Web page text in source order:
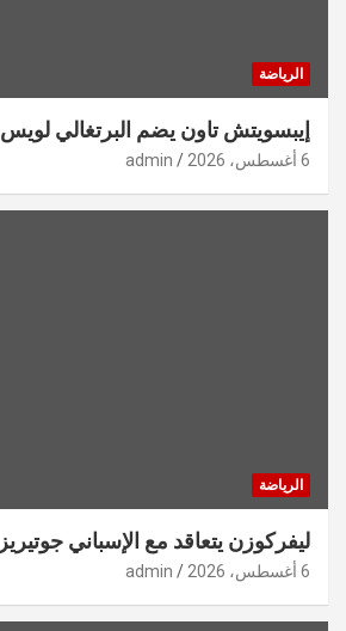
الرياضة
إيبسويتش تاون يضم البرتغالي لويس
6 أغسطس، 2026 admin
الرياضة
ليفركوزن يتعاقد مع الإسباني جوتيريز
6 أغسطس، 2026 admin